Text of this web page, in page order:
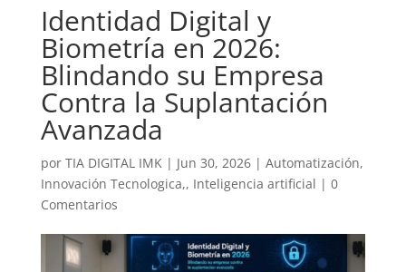
Identidad Digital y
Biometría en 2026:
Blindando su Empresa
Contra la Suplantación
Avanzada
por TIA DIGITAL IMK | Jun 30, 2026| Automatización,
Innovación Tecnologica,, Inteligencia artificial | 0
Comentarios